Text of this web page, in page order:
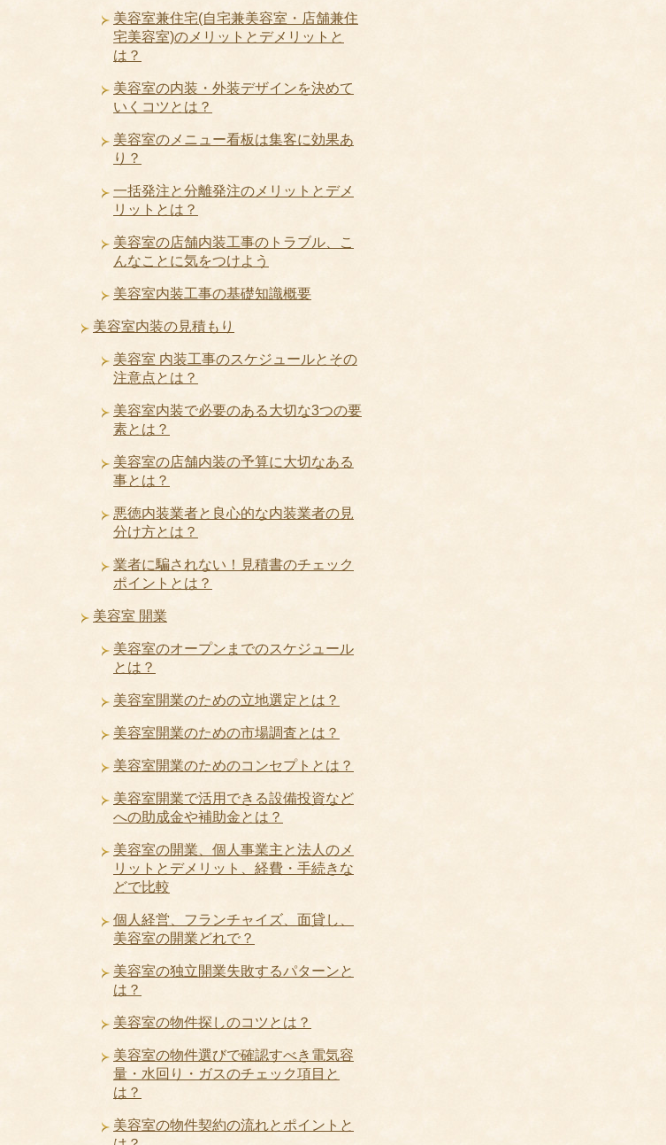
美容室兼住宅(自宅兼美容室・店舗兼住
宅美容室)のメリットとデメリットと
は？
美容室の内装・外装デザインを決めて
いくコツとは？
美容室のメニュー看板は集客に効果あ
り？
一括発注と分離発注のメリットとデメ
リットとは？
美容室の店舗内装工事のトラブル、こ
んなことに気をつけよう
美容室内装工事の基礎知識概要
美容室内装の見積もり
美容室 内装工事のスケジュールとその
注意点とは？
美容室内装で必要のある大切な3つの要
素とは？
美容室の店舗内装の予算に大切なある
事とは？
悪徳内装業者と良心的な内装業者の見
分け方とは？
業者に騙されない！見積書のチェック
ポイントとは？
美容室 開業
美容室のオープンまでのスケジュール
とは？
美容室開業のための立地選定とは？
美容室開業のための市場調査とは？
美容室開業のためのコンセプトとは？
美容室開業で活用できる設備投資など
への助成金や補助金とは？
美容室の開業、個人事業主と法人のメ
リットとデメリット、経費・手続きな
どで比較
個人経営、フランチャイズ、面貸し、
美容室の開業どれで？
美容室の独立開業失敗するパターンと
は？
美容室の物件探しのコツとは？
美容室の物件選びで確認すべき電気容
量・水回り・ガスのチェック項目と
は？
美容室の物件契約の流れとポイントと